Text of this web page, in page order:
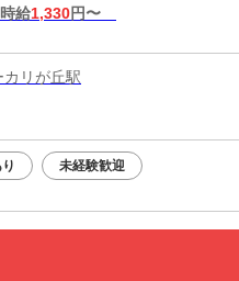
給1,330円〜
リが丘駅
未経験歓迎